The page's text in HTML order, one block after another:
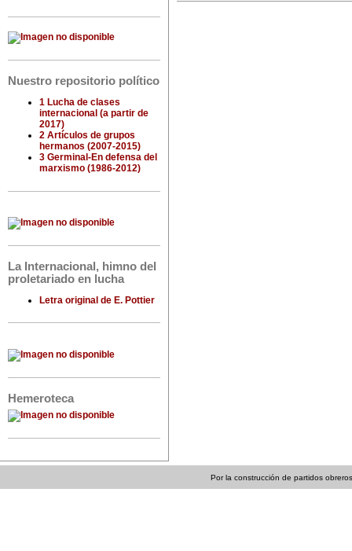
Nuestro repositorio político
1 Lucha de clases
internacional (a partir de
2017)
2 Artículos de grupos
hermanos (2007-2015)
3 Germinal-En defensa del
marxismo (1986-2012)
La Internacional, himno del
proletariado en lucha
Letra original de E. Pottier
Hemeroteca
Por la construcción de partidos